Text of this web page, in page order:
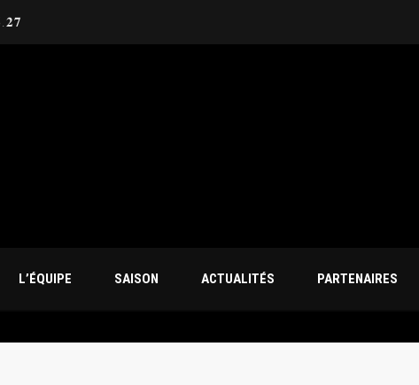
L’ÉQUIPE SAISON ACTUALITÉS PARTENAIRES